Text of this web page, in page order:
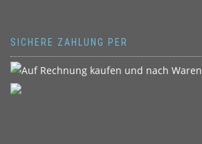
SICHERE ZAHLUNG PER